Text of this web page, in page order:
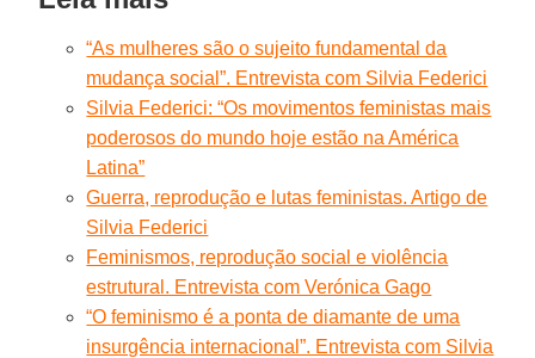
“As mulheres são o sujeito fundamental da
mudança social”. Entrevista com Silvia Federici
Silvia Federici: “Os movimentos feministas mais
poderosos do mundo hoje estão na América
Latina”
Guerra, reprodução e lutas feministas. Artigo de
Silvia Federici
Feminismos, reprodução social e violência
estrutural. Entrevista com Verónica Gago
“O feminismo é a ponta de diamante de uma
insurgência internacional”. Entrevista com Silvia